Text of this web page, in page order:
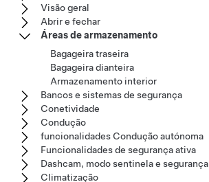
Visão geral
Abrir e fechar
Áreas de armazenamento
Bagageira traseira
Bagageira dianteira
Armazenamento interior
Bancos e sistemas de segurança
Conetividade
Condução
funcionalidades Condução autónoma
Funcionalidades de segurança ativa
Dashcam, modo sentinela e segurança
Climatização